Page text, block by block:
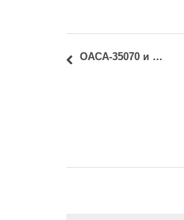
ОАСА-35070 и ИАСА-35070 – Студио 03а – Развој пројекта: распоред вежбања по салама